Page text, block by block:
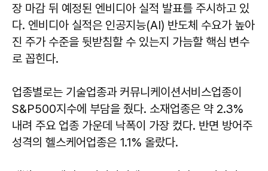
장 마감 뒤 예정된 엔비디아 실적 발표를 주시하고 있
다. 엔비디아 실적은 인공지능(AI) 반도체 수요가 높아
진 주가 수준을 뒷받침할 수 있는지 가늠할 핵심 변수
로 꼽힌다.
업종별로는 기술업종과 커뮤니케이션서비스업종이
S&P500지수에 부담을 줬다. 소재업종은 약 2.3%
내려 주요 업종 가운데 낙폭이 가장 컸다. 반면 방어주
성격의 헬스케어업종은 1.1% 올랐다.